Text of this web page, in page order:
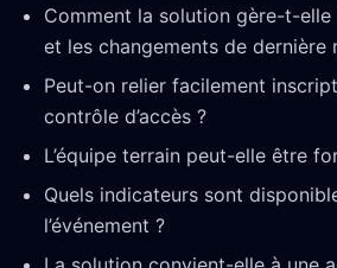
Comment la solution gère-t-
et les changements de dernière
Peut-on relier facilement
contrôle d’accès ?
L’équipe terrain peut-elle être
Quels indicateurs sont
l’événement ?